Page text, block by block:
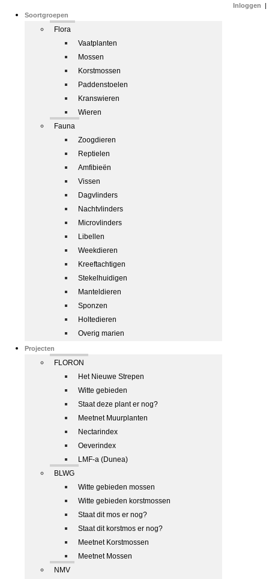
Soortgroepen
Flora
Vaatplanten
Mossen
Korstmossen
Paddenstoelen
Kranswieren
Wieren
Fauna
Zoogdieren
Reptielen
Amfibieën
Vissen
Dagvlinders
Nachtvlinders
Microvlinders
Libellen
Weekdieren
Kreeftachtigen
Stekelhuidigen
Manteldieren
Sponzen
Holtedieren
Overig marien
Projecten
FLORON
Het Nieuwe Strepen
Witte gebieden
Staat deze plant er nog?
Meetnet Muurplanten
Nectarindex
Oeverindex
LMF-a (Dunea)
BLWG
Witte gebieden mossen
Witte gebieden korstmossen
Staat dit mos er nog?
Staat dit korstmos er nog?
Meetnet Korstmossen
Meetnet Mossen
NMV
Inloggen |